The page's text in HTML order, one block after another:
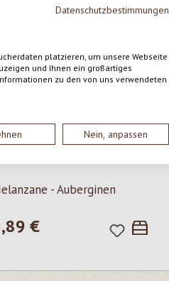
Datenschutzbestimmungen
platzieren, um unsere Webseite
und Ihnen ein großartiges
zu den von uns verwendeten
Nein, anpassen
überspringen
- Auberginen
Preis:
€